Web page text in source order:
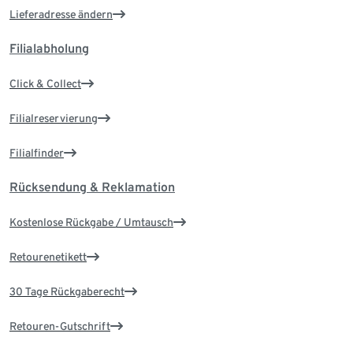
Lieferadresse ändern
Filialabholung
Click & Collect
Filialreservierung
Filialfinder
Rücksendung & Reklamation
Kostenlose Rückgabe / Umtausch
Retourenetikett
30 Tage Rückgaberecht
Retouren-Gutschrift